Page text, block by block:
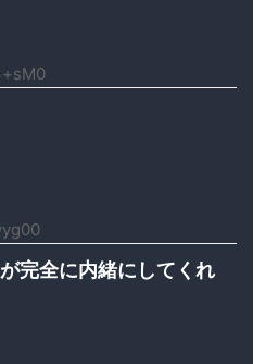
完全に内緒にしてくれ